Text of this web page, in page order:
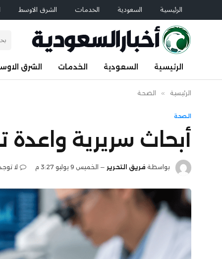
الرئيسية السعودية الخدمات الشرق الاوسط
الرئيسية السعودية الخدمات الشرق
الرئيسية » الصحة
الصحة
أبحاث سريرية
بواسطة فريق التحرير الخميس 9 يوليو 3:27 م لا